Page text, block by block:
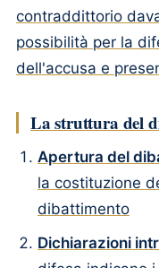
contraddittorio
possibilità per la
dell'accusa e
La struttura del
Apertura del
la costituzione
dibattimento
Dichiarazioni